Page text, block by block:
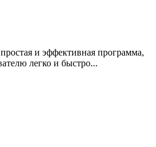
и эффективная программа,
легко и быстро...